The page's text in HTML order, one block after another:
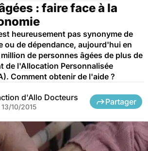
: faire face à la
heureusement pas synonyme de
ou de dépendance, aujourd'hui en
de personnes âgées de plus de
de l'Allocation Personnalisée
Comment obtenir de l'aide ?
d'Allo Docteurs
13/10/2015
Partager